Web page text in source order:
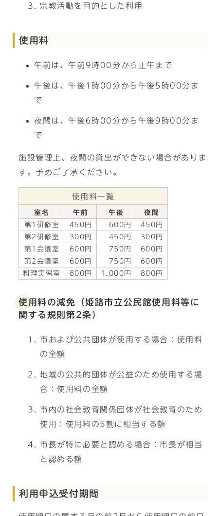
宗教活動を目的とした利用
使用料
午前は、午前9時00分から正午まで
午後は、午後1時00分から午後5時00分ま
で
夜間は、午後6時00分から午後9時00分ま
で
施設管理上、夜間の貸出ができない場合がありま
す。予めご了承ください。
使用料一覧
室名 午前 午後
夜間
第1研修室
450円 600円
450円
第2研修室
300円 450円
300円
第1会議室
600円 750円
600円
第2会議室
600円 750円
600円
料理実習室
800円 1,000円 800円
使用料の減免（姫路市立公民館使用料等に
関する規則第2条）
市および公共団体が使用する場合：使用料
の全額
地域の公共的団体が公益のため使用する場
合：使用料の全額
市内の社会教育関係団体が社会教育のため
使用：使用料の5割に相当する額
市長が特に必要と認める場合：市長が相当
と認める額
利用申込受付期間